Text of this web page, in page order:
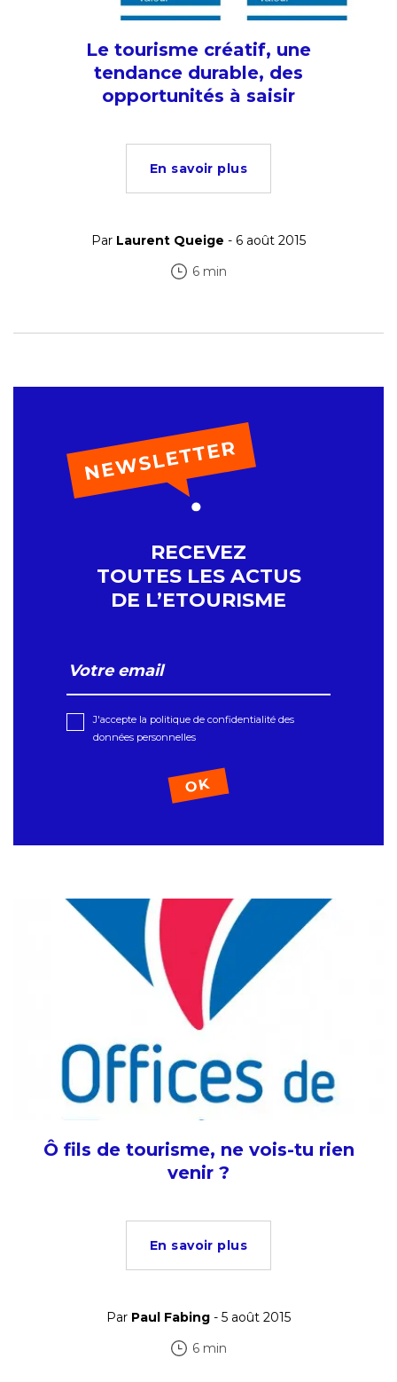
Le tourisme créatif, une
tendance durable, des
opportunités à saisir
En savoir plus
Par Laurent Queige - 6 août 2015
6 min
RECEVEZ
TOUTES LES ACTUS
DE L’ETOURISME
J'accepte la politique de confidentialité des
données personnelles
Ô fils de tourisme, ne vois-tu rien
venir ?
En savoir plus
Par Paul Fabing - 5 août 2015
6 min